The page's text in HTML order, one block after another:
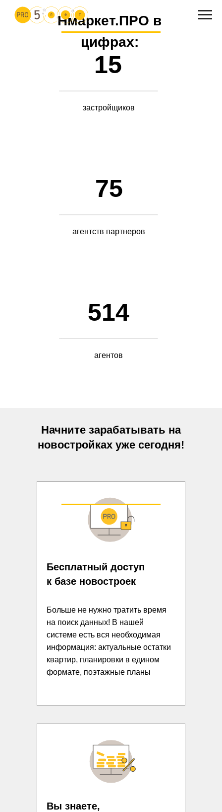
15
75
514
застройщиков
агентств партнеров
агентов
Нмаркет.ПРО в
цифрах:
Больше не нужно тратить время
на поиск данных! В нашей
системе есть вся необходимая
информация: актуальные остатки
квартир, планировки в едином
формате, поэтажные планы
Бесплатный доступ
к базе новостроек
Вы знаете,
Начните зарабатывать на
новостройках уже сегодня!